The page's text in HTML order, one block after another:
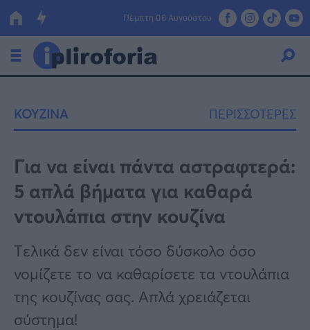
Πέμπτη 06 Αυγούστου
Οικονομία
Πολιτική
Τράπεζες
Επιδοτήσεις
ΕΣΠΑ
Κόσμος
Lifestyle
Αθλητικά
Υγεία
ΚΟΥΖΙΝΑ ΠΕΡΙΣΣΟΤΕΡΕΣ
Για να είναι πάντα αστραφτερά:
5 απλά βήματα για καθαρά
ντουλάπια στην κουζίνα
Tελικά δεν είναι τόσο δύσκολο όσο
νομίζετε το να καθαρίσετε τα ντουλάπια
της κουζίνας σας. Απλά χρειάζεται
σύστημα!